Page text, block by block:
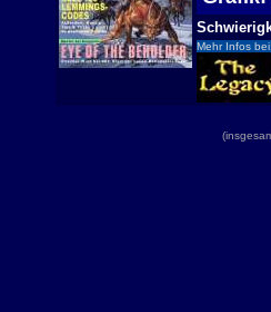
Mehr Infos bei: